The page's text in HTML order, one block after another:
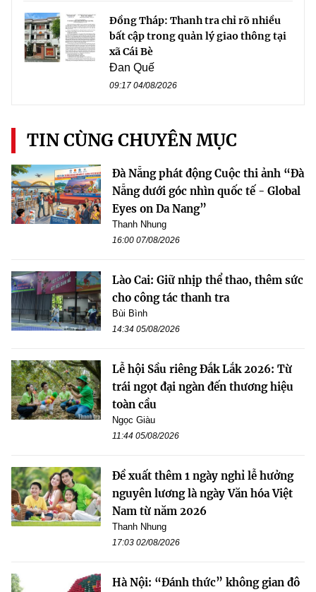
Đồng Tháp: Thanh tra chỉ rõ nhiều
bất cập trong quản lý giao thông tại
xã Cái Bè
Đan Quế
09:17 04/08/2026
TIN CÙNG CHUYÊN MỤC
Đà Nẵng phát động Cuộc thi ảnh “Đà
Nẵng dưới góc nhìn quốc tế - Global
Eyes on Da Nang”
Thanh Nhung
16:00 07/08/2026
Lào Cai: Giữ nhịp thể thao, thêm sức
cho công tác thanh tra
Bùi Bình
14:34 05/08/2026
Lễ hội Sầu riêng Đắk Lắk 2026: Từ
trái ngọt đại ngàn đến thương hiệu
toàn cầu
Ngọc Giàu
11:44 05/08/2026
Đề xuất thêm 1 ngày nghỉ lễ hưởng
nguyên lương là ngày Văn hóa Việt
Nam từ năm 2026
Thanh Nhung
17:03 02/08/2026
Hà Nội: “Đánh thức” không gian đô